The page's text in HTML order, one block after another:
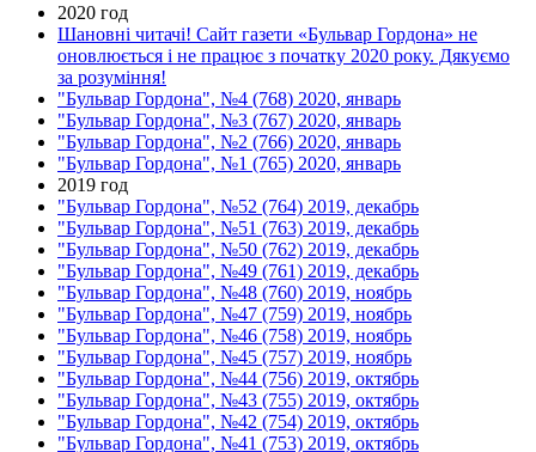
2020 год
Шановні читачі! Сайт газети «Бульвар Гордона» не
оновлюється і не працює з початку 2020 року. Дякуємо
за розуміння!
"Бульвар Гордона", №4 (768) 2020, январь
"Бульвар Гордона", №3 (767) 2020, январь
"Бульвар Гордона", №2 (766) 2020, январь
"Бульвар Гордона", №1 (765) 2020, январь
2019 год
"Бульвар Гордона", №52 (764) 2019, декабрь
"Бульвар Гордона", №51 (763) 2019, декабрь
"Бульвар Гордона", №50 (762) 2019, декабрь
"Бульвар Гордона", №49 (761) 2019, декабрь
"Бульвар Гордона", №48 (760) 2019, ноябрь
"Бульвар Гордона", №47 (759) 2019, ноябрь
"Бульвар Гордона", №46 (758) 2019, ноябрь
"Бульвар Гордона", №45 (757) 2019, ноябрь
"Бульвар Гордона", №44 (756) 2019, октябрь
"Бульвар Гордона", №43 (755) 2019, октябрь
"Бульвар Гордона", №42 (754) 2019, октябрь
"Бульвар Гордона", №41 (753) 2019, октябрь